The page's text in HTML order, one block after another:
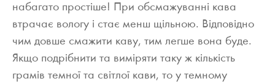
набагато простіше! При обсмажуванні кава
втрачає вологу і стає менш щільною. Відповідно
чим довше смажити каву, тим легше вона буде.
Якщо подрібнити та виміряти таку ж кількість
грамів темної та світлої кави, то у темному